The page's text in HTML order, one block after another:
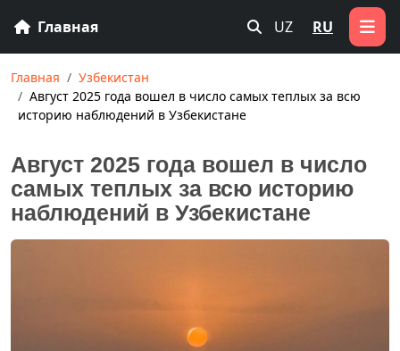
Главная UZ RU
Главная
Узбекистан
Август 2025 года вошел в число самых теплых за всю
историю наблюдений в Узбекистане
Август 2025 года вошел в число
самых теплых за всю историю
наблюдений в Узбекистане